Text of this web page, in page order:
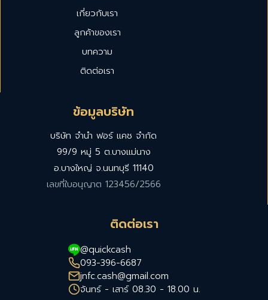
เกี่ยวกับเรา
ลูกค้าของเรา
บทความ
ติดต่อเรา
ข้อมูลบริษัท
บริษัท จำนำ ฟอร์ แคช จำกัด
99/9 หมู่ 5 ต.บางแม่นาง
อ.บางใหญ่ จ.นนทบุรี 11140
เลขที่ใบอนุญาต 123456/2566
ติดต่อเรา
@quickcash
093-396-6687
jnfc.cash@gmail.com
จันทร์ - เสาร์ 08.30 - 18.00 น.